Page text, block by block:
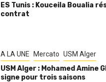
ES Tunis : Kouceila Boualia
contrat
A LA UNE Mercato USM Alger
USM Alger : Mohamed Amine
signe pour trois saisons